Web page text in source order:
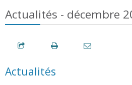
Actualités - décembre
Actualités